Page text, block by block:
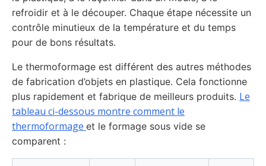
refroidir et à le découper. Chaque étape nécessite un
contrôle minutieux de la température et du temps
pour de bons résultats.
Le thermoformage est différent des autres méthodes
de fabrication d’objets en plastique. Cela fonctionne
plus rapidement et fabrique de meilleurs produits. Le
tableau ci-dessous montre comment le
thermoformage et le formage sous vide se
comparent :